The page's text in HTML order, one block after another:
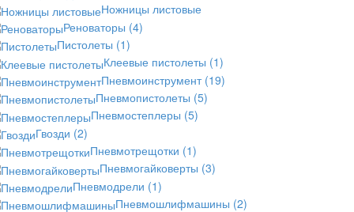
Ножницы листовые
Реноваторы (4)
Пистолеты (1)
Клеевые пистолеты (1)
Пневмоинструмент (19)
Пневмопистолеты (5)
Пневмостеплеры (5)
Гвозди (2)
Пневмотрещотки (1)
Пневмогайковерты (3)
Пневмодрели (1)
Пневмошлифмашины (2)